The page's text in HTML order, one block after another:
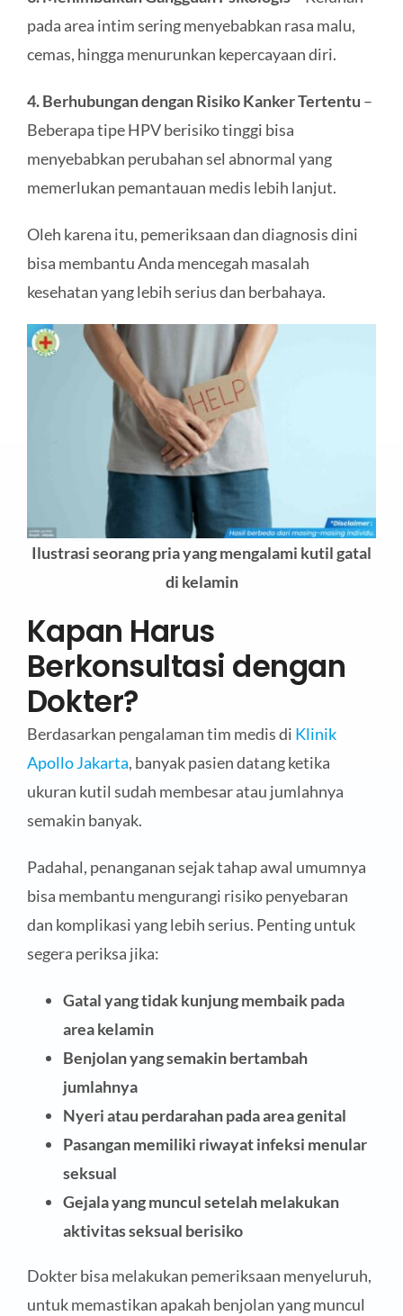
pada area intim sering menyebabkan rasa malu,
cemas, hingga menurunkan kepercayaan diri.
4. Berhubungan dengan Risiko Kanker Tertentu –
Beberapa tipe HPV berisiko tinggi bisa
menyebabkan perubahan sel abnormal yang
memerlukan pemantauan medis lebih lanjut.
Oleh karena itu, pemeriksaan dan diagnosis dini
bisa membantu Anda mencegah masalah
kesehatan yang lebih serius dan berbahaya.
Ilustrasi seorang pria yang mengalami kutil gatal
di kelamin
Kapan Harus
Berkonsultasi dengan
Dokter?
Berdasarkan pengalaman tim medis di Klinik
Apollo Jakarta, banyak pasien datang ketika
ukuran kutil sudah membesar atau jumlahnya
semakin banyak.
Padahal, penanganan sejak tahap awal umumnya
bisa membantu mengurangi risiko penyebaran
dan komplikasi yang lebih serius. Penting untuk
segera periksa jika:
Gatal yang tidak kunjung membaik pada
area kelamin
Benjolan yang semakin bertambah
jumlahnya
Nyeri atau perdarahan pada area genital
Pasangan memiliki riwayat infeksi menular
seksual
Gejala yang muncul setelah melakukan
aktivitas seksual berisiko
Dokter bisa melakukan pemeriksaan menyeluruh,
untuk memastikan apakah benjolan yang muncul